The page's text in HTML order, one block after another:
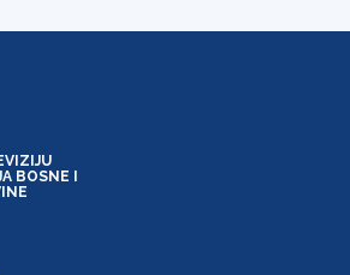
BOSNE I